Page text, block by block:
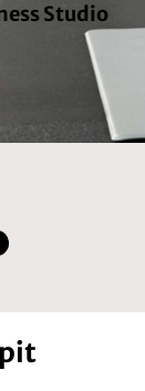
Studio